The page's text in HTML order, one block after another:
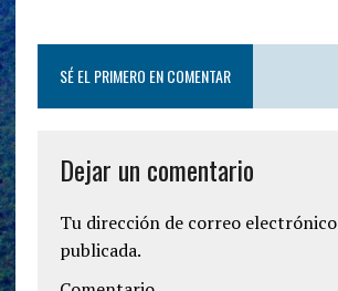
SÉ EL PRIMERO EN COMENTAR
Dejar un comentario
Tu dirección de correo
publicada.